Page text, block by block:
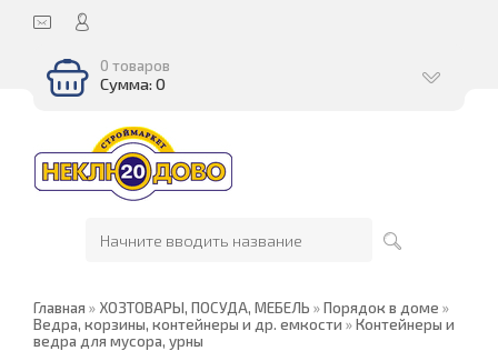
0 товаров
Сумма: 0
Главная » ХОЗТОВАРЫ, ПОСУДА, МЕБЕЛЬ »Порядок в доме »
Ведра, корзины, контейнеры и др. емкости »Контейнеры и
ведра для мусора, урны